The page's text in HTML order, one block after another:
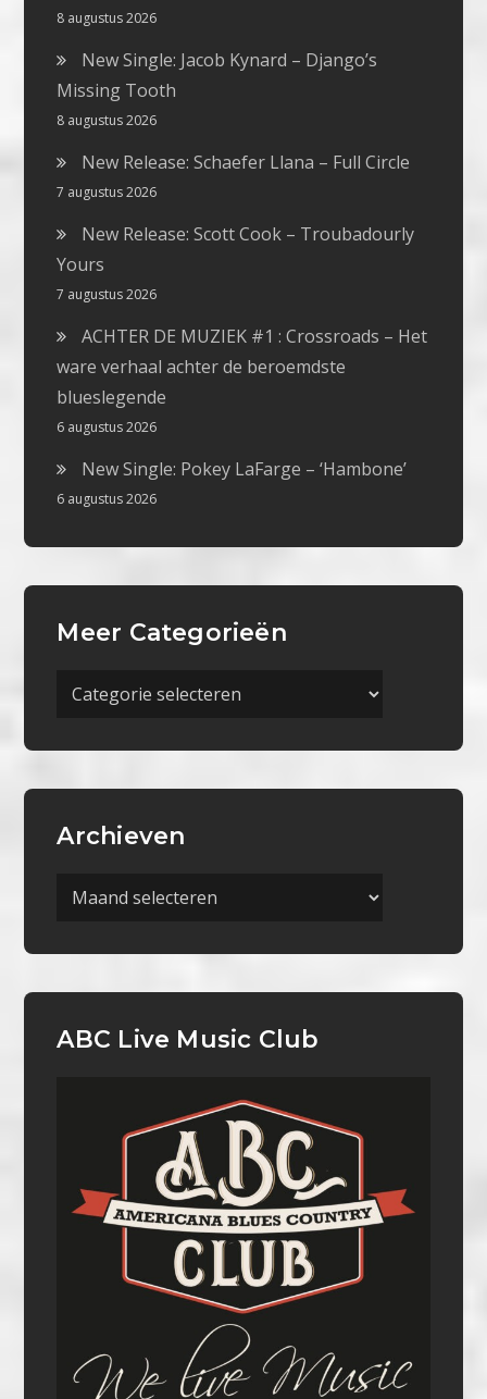
8 augustus 2026
New Single: Jacob Kynard – Django’s
Missing Tooth
8 augustus 2026
New Release: Schaefer Llana – Full Circle
7 augustus 2026
New Release: Scott Cook – Troubadourly
Yours
7 augustus 2026
ACHTER DE MUZIEK #1 : Crossroads – Het
ware verhaal achter de beroemdste
blueslegende
6 augustus 2026
New Single: Pokey LaFarge – ‘Hambone’
6 augustus 2026
Meer Categorieën
Meer
Archieven
Archieven
ABC Live Music Club